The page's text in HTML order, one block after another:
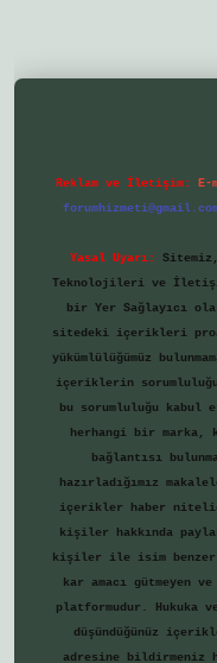
Reklam ve İletişim:
Yasal Uyarı:
Teknolojileri ve İletişim
bir Yer Sağlayıcı
sitedeki içerikleri
yükümlülüğümüz
içeriklerin
bu sorumluluğu
herhangi bir
bağlantısı
hazırladığımız
içerikler haber niteliği
kişiler hakkında
kişiler ile isim
kar amacı gütmeyen
platformudur. Hukuka
düşündüğünüz
adresine